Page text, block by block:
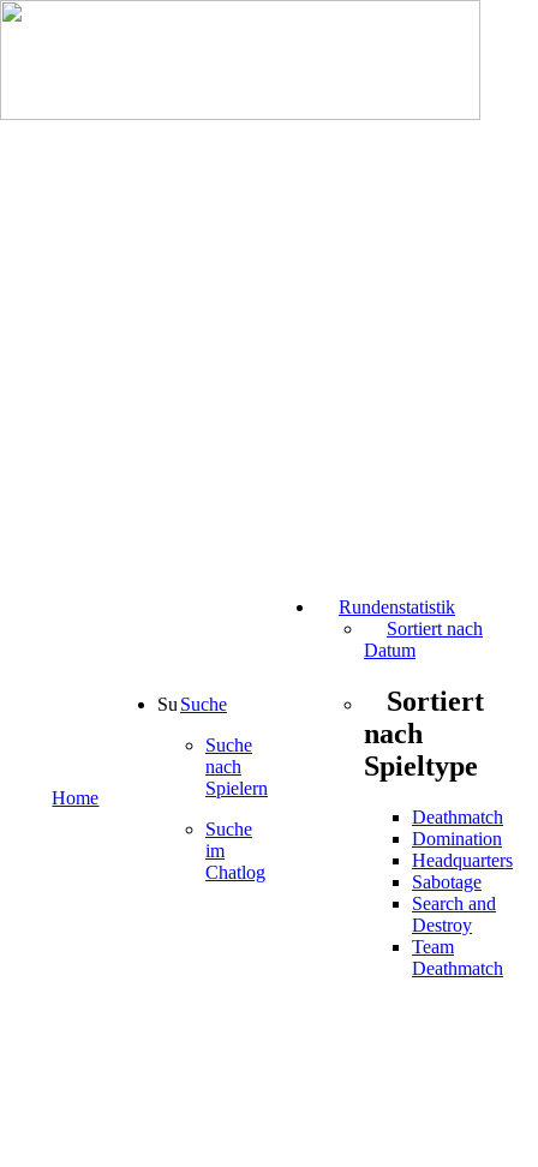
Home
Suche
Suche
nach
Spielern
Suche
im
Chatlog
Rundenstatistik
Sortiert nach
Datum
Sortiert
nach
Spieltype
Deathmatch
Domination
Headquarters
Sabotage
Search and
Destroy
Team
Deathmatch